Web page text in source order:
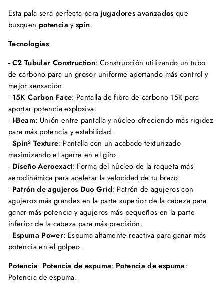
Esta pala será perfecta para jugadores avanzados que
busquen potencia yspin.
Tecnologías:
- C2 Tubular Construction: Construcción utilizando un tubo
de carbono para un grosor uniforme aportando más control y
mejor sensación.
- 15K Carbon Face: Pantalla de fibra de carbono 15K para
aportar potencia explosiva.
- I-Beam: Unión entre pantalla y núcleo ofreciendo más rigidez
para más potencia y estabilidad.
- Spin² Texture: Pantalla con un acabado texturizado
maximizando el agarre en el giro.
- Diseño Aeroexact: Forma del núcleo de la raqueta más
aerodinámica para acelerar la velocidad de tu brazo.
- Patrón de agujeros Duo Grid: Patrón de agujeros con
agujeros más grandes en la parte superior de la cabeza para
ganar más potencia y agujeros más pequeños en la parte
inferior de la cabeza para más precisión.
- Espuma Power: Espuma altamente reactiva para ganar más
potencia en el golpeo.
Potencia: Potencia de espuma: Potencia de espuma:
Potencia de espuma.